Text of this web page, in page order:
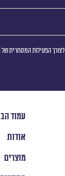
הפעילות המסחרית
עמוד
אודות
מוצרים